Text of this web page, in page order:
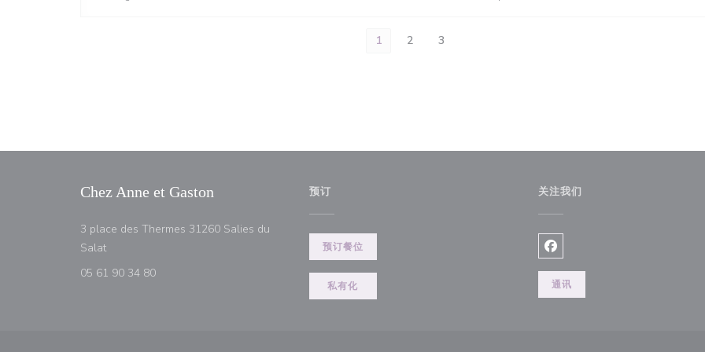
1 2 3
Chez Anne et Gaston
3 place des Thermes 31260 Salies du
Salat((在新窗口中打开))
05 61 90 34 80
预订
预订餐位
私有化
关注我们
Facebook ((在新窗口中打开
通讯